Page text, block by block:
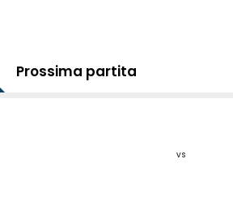
Prossima partita
vs